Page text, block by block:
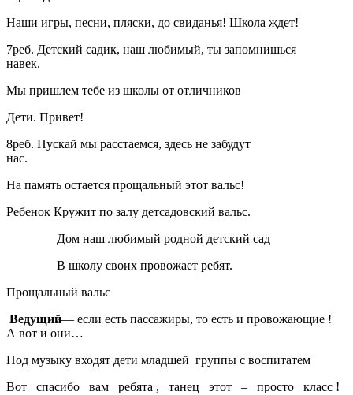
Наши игры, песни, пляски, до свиданья! Школа ждет!
7реб. Детский садик, наш любимый, ты запомнишься
навек.
Мы пришлем тебе из школы от отличников
Дети. Привет!
8реб. Пускай мы расстаемся, здесь не забудут
нас.
На память остается прощальный этот вальс!
Ребенок Кружит по залу детсадовский вальс.
Дом наш любимый родной детский сад
В школу своих провожает ребят.
Прощальный вальс
Ведущий— если есть пассажиры, то есть и провожающие !
А вот и они…
Под музыку входят дети младшей группы с воспитатем
Вот спасибо вам ребята , танец этот – просто класс !